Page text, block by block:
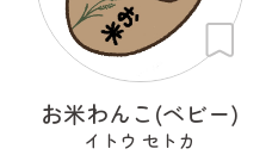
お米わんこ(ベビー)
イトウ セトカ